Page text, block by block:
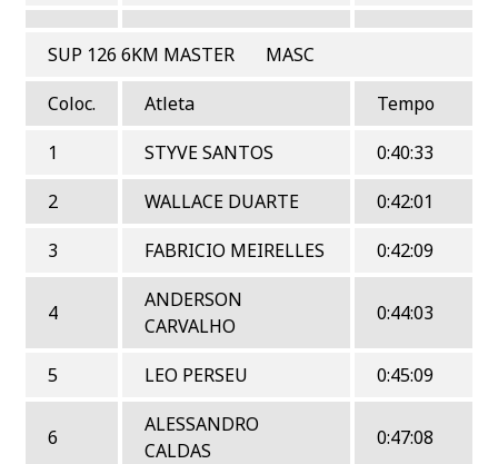
SUP 126 6KM MASTER MASC
Coloc.
Atleta
Tempo
1
STYVE SANTOS
0:40:33
2
WALLACE DUARTE
0:42:01
3
FABRICIO MEIRELLES 0:42:09
4
ANDERSON
CARVALHO
0:44:03
5 LEO PERSEU 0:45:09
6
ALESSANDRO
CALDAS
0:47:08